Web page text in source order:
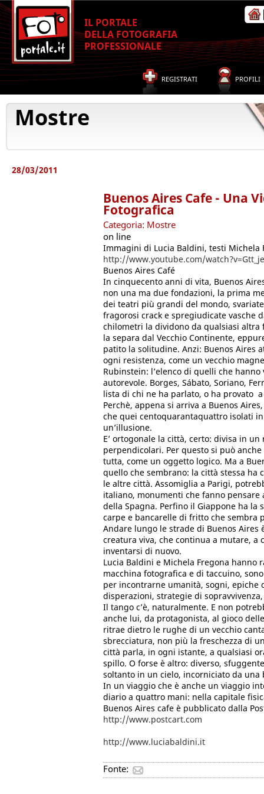
IL PORTALE
DELLA FOTOGRAFIA
PROFESSIONALE
REGISTRATI PROFILI
Mostre
28/03/2011
Buenos Aires Cafe - Una
Fotografica
Categoria: Mostre
on line
Immagini di Lucia Baldini, testi Michela
http://www.youtube.com/
Buenos Aires Café
In cinquecento anni di vita, Buenos
non una ma due fondazioni, la prima
dei teatri più grandi del mondo,
fragorosi crack e spregiudicate vasche
chilometri la dividono da qualsiasi altra
la separa dal Vecchio Continente,
patito la solitudine. Anzi: Buenos Aires
ogni resistenza, come un vecchio
Rubinstein: l’elenco di quelli che
autorevole. Borges, Sábato, Soriano,
lista di chi ne ha parlato, o ha provato
Perchè, appena si arriva a Buenos
che quei centoquarantaquattro isolati
un’illusione.
E’ ortogonale la città, certo: divisa in
perpendicolari. Per questo si può
tutta, come un oggetto logico. Ma a
quello che sembrano: la città stessa
le altre città. Assomiglia a Parigi,
italiano, monumenti che fanno pensare
della Spagna. Perfino il Giappone ha
carpe e bancarelle di fritto che sembra
Andare lungo le strade di Buenos Aires
creatura viva, che continua a mutare, a
inventarsi di nuovo.
Lucia Baldini e Michela Fregona hanno
macchina fotografica e di taccuino,
per incontrarne umanità, sogni, epiche
disperazioni, strategie di
Il tango c’è, naturalmente. E non
anche lui, da protagonista, al gioco
ritrae dietro le rughe di un vecchio
sbrecciatura, non più la freschezza di
città parla, in ogni istante, a qualsiasi
spillo. O forse è altro: diverso,
soltanto in un cielo, incorniciato da una
In un viaggio che è anche un viaggio
diario a quattro mani: nella capitale
Buenos Aires cafe è pubblicato dalla
http://www.postcart.com
http://www.luciabaldini.it
Fonte: